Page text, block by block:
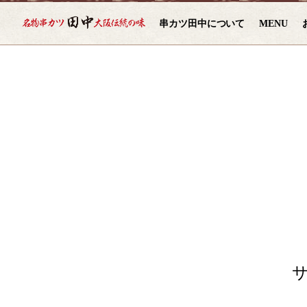
串カツ田中について MENU